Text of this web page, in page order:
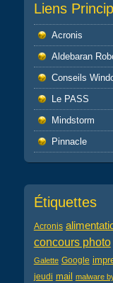
Liens
Acronis
Aldebaran
Conseils
Le PASS
Mindstorm
Pinnacle
Étiquettes
Acronis
concours photo
Galette Google
jeudi mail malware